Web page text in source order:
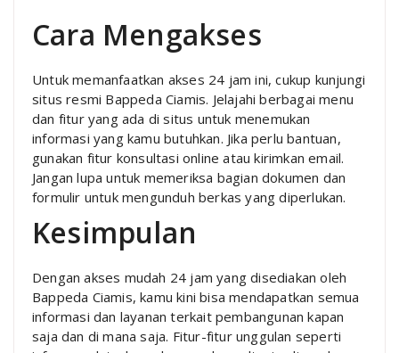
Cara Mengakses
Untuk memanfaatkan akses 24 jam ini, cukup kunjungi
situs resmi Bappeda Ciamis. Jelajahi berbagai menu
dan fitur yang ada di situs untuk menemukan
informasi yang kamu butuhkan. Jika perlu bantuan,
gunakan fitur konsultasi online atau kirimkan email.
Jangan lupa untuk memeriksa bagian dokumen dan
formulir untuk mengunduh berkas yang diperlukan.
Kesimpulan
Dengan akses mudah 24 jam yang disediakan oleh
Bappeda Ciamis, kamu kini bisa mendapatkan semua
informasi dan layanan terkait pembangunan kapan
saja dan di mana saja. Fitur-fitur unggulan seperti